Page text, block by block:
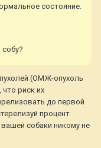
состояние.
(ОМЖ-опухоль
риск их
до первой
процент
собаки никому не